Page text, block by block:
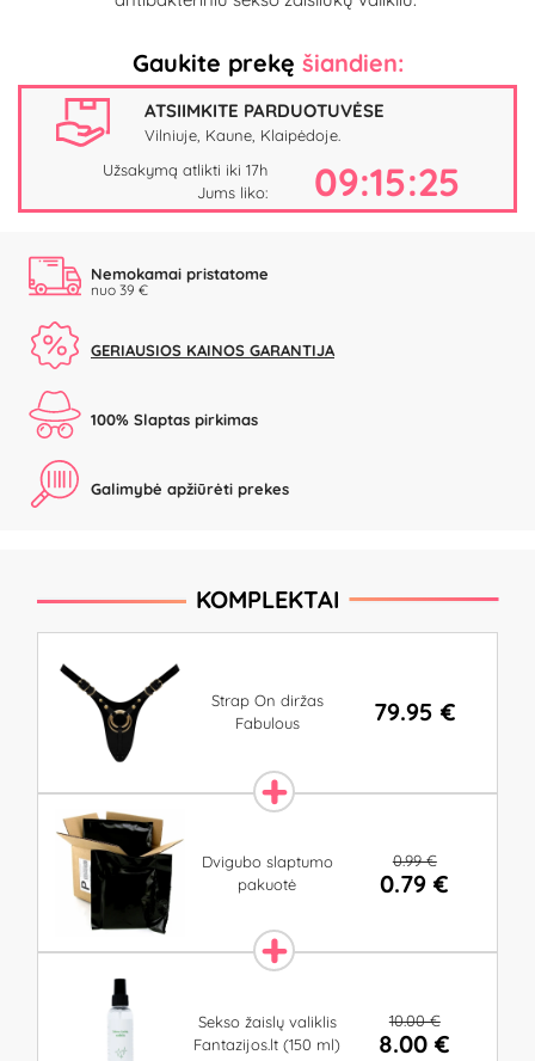
Gaukite prekę šiandien:
ATSIIMKITE PARDUOTUVĖSE
Vilniuje, Kaune, Klaipėdoje.
Užsakymą atlikti iki 17h
Jums liko:
09:15:24
Nemokamai pristatome
nuo 39 €
GERIAUSIOS KAINOS GARANTIJA
100% Slaptas pirkimas
Galimybė apžiūrėti prekes
KOMPLEKTAI
Strap On diržas
Fabulous
79.95 €
Dvigubo slaptumo
pakuotė
0.99 €
0.79 €
Sekso žaislų valiklis
Fantazijos.lt (150 ml)
10.00 €
8.00 €